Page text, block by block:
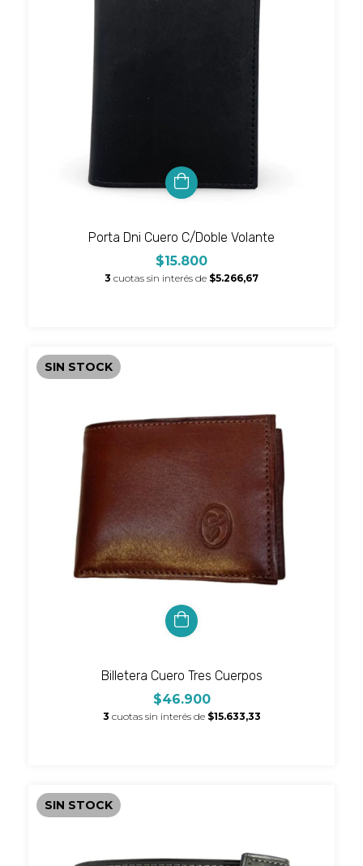
Porta Dni Cuero C/Doble Volante
$15.800
3 cuotas sin interés de $5.266,67
SIN STOCK
Billetera Cuero Tres Cuerpos
$46.900
3 cuotas sin interés de $15.633,33
SIN STOCK